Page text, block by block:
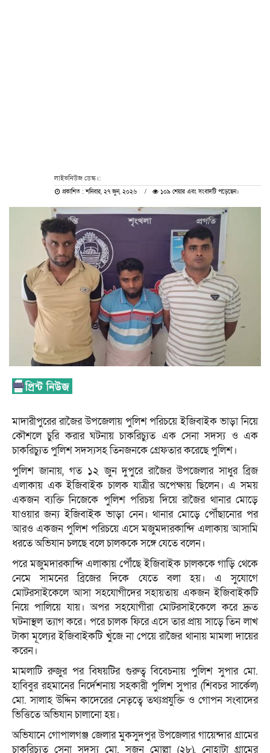
লাইভনিউজ ডেস্ক।:
প্রকাশিত : শনিবার, ২৭ জুন, ২০২৬ ১০৯ শেয়ার এবং সংবাদটি পড়েছেন।
মাদারীপুরের রাজৈর উপজেলায় পুলিশ পরিচয়ে ইজিবাইক ভাড়া নিয়ে
কৌশলে চুরি করার ঘটনায় চাকরিচ্যুত এক সেনা সদস্য ও এক
চাকরিচ্যুত পুলিশ সদস্যসহ তিনজনকে গ্রেফতার করেছে পুলিশ।
পুলিশ জানায়, গত ১২ জুন দুপুরে রাজৈর উপজেলার সাধুর ব্রিজ
এলাকায় এক ইজিবাইক চালক যাত্রীর অপেক্ষায় ছিলেন। এ সময়
একজন ব্যক্তি নিজেকে পুলিশ পরিচয় দিয়ে রাজৈর থানার মোড়ে
যাওয়ার জন্য ইজিবাইক ভাড়া নেন। থানার মোড়ে পৌঁছানোর পর
আরও একজন পুলিশ পরিচয়ে এসে মজুমদারকান্দি এলাকায় আসামি
ধরতে অভিযান চলছে বলে চালককে সঙ্গে যেতে বলেন।
পরে মজুমদারকান্দি এলাকায় পৌঁছে ইজিবাইক চালককে গাড়ি থেকে
নেমে সামনের ব্রিজের দিকে যেতে বলা হয়। এ সুযোগে
মোটরসাইকেলে আসা সহযোগীদের সহায়তায় একজন ইজিবাইকটি
নিয়ে পালিয়ে যায়। অপর সহযোগীরা মোটরসাইকেলে করে দ্রুত
ঘটনাস্থল ত্যাগ করে। পরে চালক ফিরে এসে তার প্রায় সাড়ে তিন লাখ
টাকা মূল্যের ইজিবাইকটি খুঁজে না পেয়ে রাজৈর থানায় মামলা দায়ের
করেন।
মামলাটি রুজুর পর বিষয়টির গুরুত্ব বিবেচনায় পুলিশ সুপার মো.
হাবিবুর রহমানের নির্দেশনায় সহকারী পুলিশ সুপার (শিবচর সার্কেল)
মো. সালাহ উদ্দিন কাদেরের নেতৃত্বে তথ্যপ্রযুক্তি ও গোপন সংবাদের
ভিত্তিতে অভিযান চালানো হয়।
অভিযানে গোপালগঞ্জ জেলার মুকসুদপুর উপজেলার গায়েন্দার গ্রামের
চাকরিচ্যুত সেনা সদস্য মো. সুজন মোল্লা (২৮), নোহাটা গ্রামের